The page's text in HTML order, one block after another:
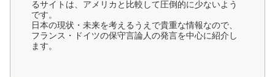
るサイトは、アメリカと比較して圧倒的に少ないよう
です。
日本の現状・未来を考えるうえで貴重な情報なので、
フランス・ドイツの保守言論人の発言を中心に紹介し
ます。